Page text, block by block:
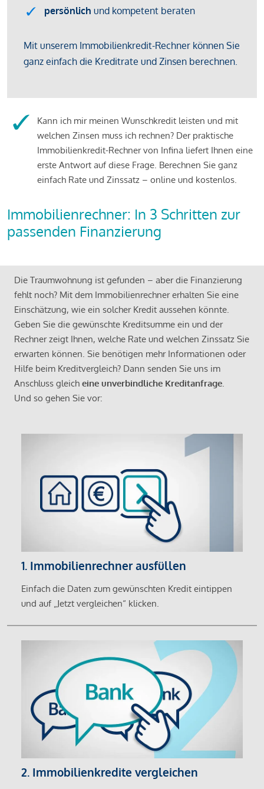
Kann ich mir meinen Wunschkredit leisten und mit
welchen Zinsen muss ich rechnen? Der praktische
Immobilienkredit-Rechner von Infina liefert Ihnen eine
erste Antwort auf diese Frage. Berechnen Sie ganz
einfach Rate und Zinssatz – online und kostenlos.
Immobilienrechner: In 3 Schritten zur
passenden Finanzierung
Die Traumwohnung ist gefunden – aber die Finanzierung
fehlt noch? Mit dem Immobilienrechner erhalten Sie eine
Einschätzung, wie ein solcher Kredit aussehen könnte.
Geben Sie die gewünschte Kreditsumme ein und der
Rechner zeigt Ihnen, welche Rate und welchen Zinssatz Sie
erwarten können. Sie benötigen mehr Informationen oder
Hilfe beim Kreditvergleich? Dann senden Sie uns im
Anschluss gleich eine unverbindliche Kreditanfrage.
Und so gehen Sie vor:
1. Immobilienrechner ausfüllen
Einfach die Daten zum gewünschten Kredit eintippen
und auf „Jetzt vergleichen“ klicken.
2. Immobilienkredite vergleichen